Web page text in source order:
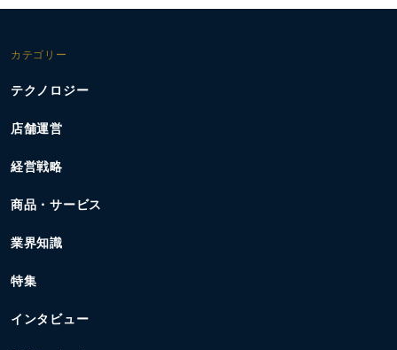
カテゴリー
テクノロジー
店舗運営
経営戦略
商品・サービス
業界知識
特集
インタビュー